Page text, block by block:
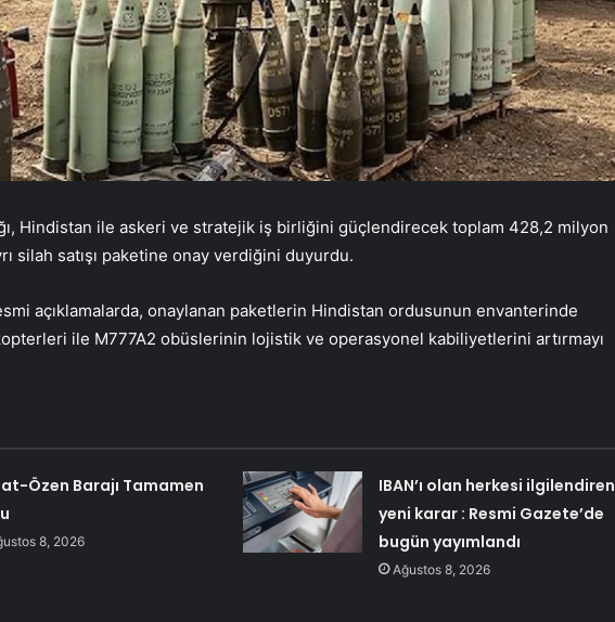
Hindistan ile askeri ve stratejik iş birliğini güçlendirecek toplam 428,2 milyon
silah satışı paketine onay verdiğini duyurdu.
açıklamalarda, onaylanan paketlerin Hindistan ordusunun envanterinde
ile M777A2 obüslerinin lojistik ve operasyonel kabiliyetlerini artırmayı
Özen Barajı Tamamen
8, 2026
IBAN’ı olan herkesi ilgilendiren
yeni karar : Resmi Gazete’de
bugün yayımlandı
Ağustos 8, 2026